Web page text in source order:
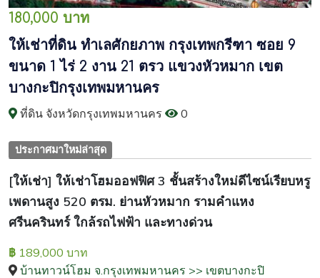
180,000 บาท
ให้เช่าที่ดิน ทำเลศักยภาพ กรุงเทพกรีฑา ซอย 9
ขนาด 1 ไร่ 2 งาน 21 ตรว แขวงหัวหมาก เขต
บางกะปิกรุงเทพมหานคร
ที่ดิน จังหวัดกรุงเทพมหานคร 0
ประกาศมาใหม่ล่าสุด
[ให้เช่า] ให้เช่าโฮมออฟฟิศ 3 ชั้นสร้างใหม่ดีไซน์เรียบหรู
เพดานสูง 520 ตรม. ย่านหัวหมาก รามคำแหง
ศรีนครินทร์ ใกล้รถไฟฟ้า และทางด่วน
฿ 189,000 บาท
บ้านทาวน์โฮม จ.กรุงเทพมหานคร >> เขตบางกะปิ